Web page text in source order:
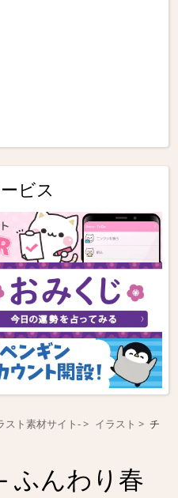
ビス
スト素材サイト- イラスト
チ
ふんわり春